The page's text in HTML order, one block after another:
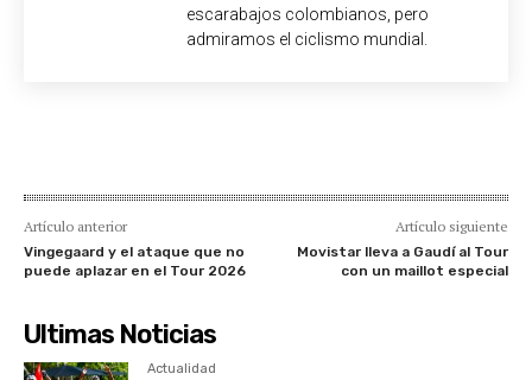
escarabajos colombianos, pero
admiramos el ciclismo mundial.
Artículo anterior
Vingegaard y el ataque que no
puede aplazar en el Tour 2026
Artículo siguiente
Movistar lleva a Gaudí al Tour
con un maillot especial
Ultimas Noticias
Actualidad